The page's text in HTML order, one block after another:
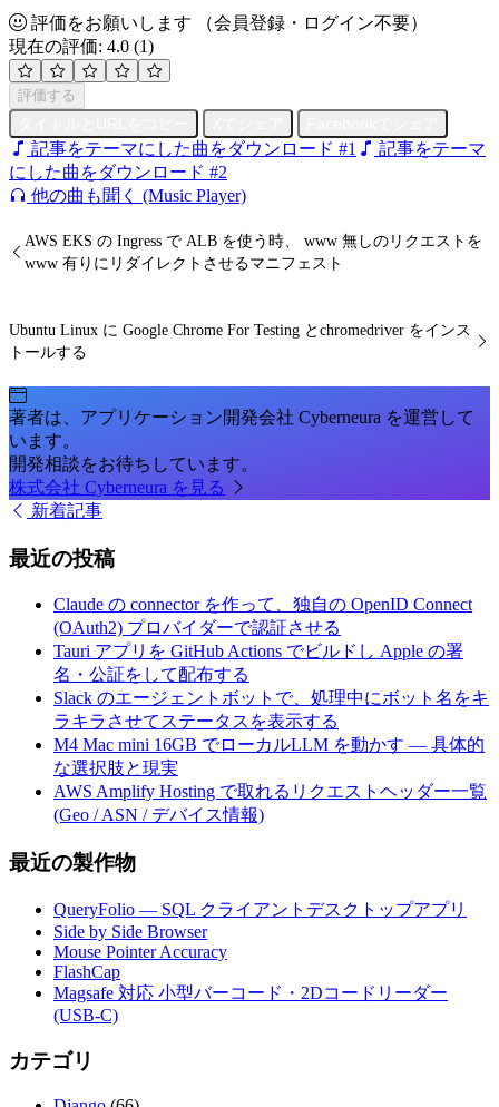
評価をお願いします
（会員登録・ログイン不要）
現在の評価: 4.0 (1)
評価する
記事をテーマにした曲をダウンロード #1
記事をテーマ
にした曲をダウンロード #2
他の曲も聞く (Music Player)
AWS EKS の Ingress で ALB を使う時、 www 無しのリクエストを
www 有りにリダイレクトさせるマニフェスト
Ubuntu Linux に Google Chrome For Testing とchromedriver をインス
トールする
著者は、アプリケーション開発会社 Cyberneura を運営して
います。
開発相談をお待ちしています。
株式会社 Cyberneura を見る
新着記事
最近の投稿
Claude の connector を作って、独自の OpenID Connect
(OAuth2) プロバイダーで認証させる
Tauri アプリを GitHub Actions でビルドし Apple の署
名・公証をして配布する
Slack のエージェントボットで、処理中にボット名をキ
ラキラさせてステータスを表示する
M4 Mac mini 16GB でローカルLLM を動かす — 具体的
な選択肢と現実
AWS Amplify Hosting で取れるリクエストヘッダー一覧
(Geo / ASN / デバイス情報)
最近の製作物
QueryFolio — SQL クライアントデスクトップアプリ
Side by Side Browser
Mouse Pointer Accuracy
FlashCap
Magsafe 対応 小型バーコード・2Dコードリーダー
(USB-C)
カテゴリ